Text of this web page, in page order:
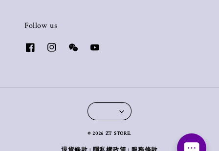
Follow us
© 2026 ZT STORE.